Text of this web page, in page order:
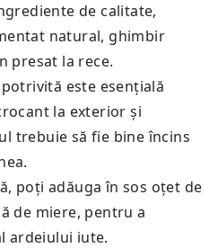
de calitate,
natural, ghimbir
presat la rece.
este esențială
la exterior și
trebuie să fie bine încins
poți adăuga în sos oțet de
de miere, pentru a
ardeiului iute.